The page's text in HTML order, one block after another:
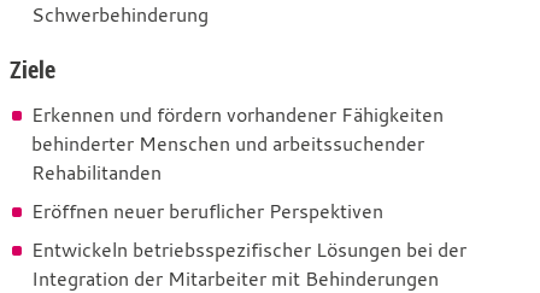
Schwerbehinderung
Ziele
Erkennen und fördern vorhandener Fähigkeiten
behinderter Menschen und arbeitssuchender
Rehabilitanden
Eröffnen neuer beruflicher Perspektiven
Entwickeln betriebsspezifischer Lösungen bei der
Integration der Mitarbeiter mit Behinderungen